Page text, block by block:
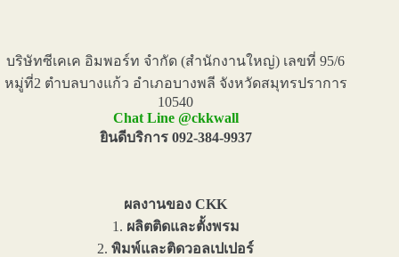
บริษัทซีเคเค อิมพอร์ท จำกัด (สำนักงานใหญ่) เลขที่ 95/6
หมู่ที่2 ตำบลบางแก้ว อำเภอบางพลี จังหวัดสมุทรปราการ
10540
Chat Line @ckkwall
ยินดีบริการ 092-384-9937
ผลงานของ CKK
1. ผลิตติดและตั้งพรม
2.พิมพ์และติดวอลเปเปอร์